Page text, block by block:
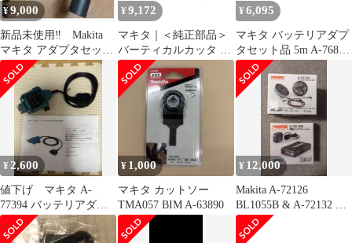
¥9,000
新品未使用‼ Makita
マキタ アダプタセット
品 A-69076 18V×2
¥ 9,172
マキタ｜＜純正部品＞
バーティカルカッタ A-
76249
¥ 6,095
マキタ バッテリアダプ
タセット品 5m A-76831
適用モデル：UP180D
¥ 2,600
値下げ マキタ A-
77394 バッテリアダプ
タ 1.6m
¥ 1,000
マキタ カットソー
TMA057 BIM A-63890
¥ 12,000
Makita A-72126
BL1055B & A-72132 セ
ット